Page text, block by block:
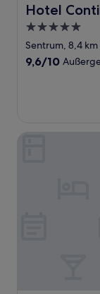
Hotel
Hotel
5.0-
Sterne-
Unterkunft
Sentrum, 8,4
9.6
9,6/10